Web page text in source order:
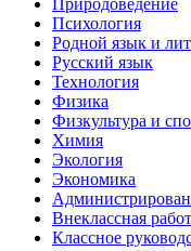
Психология
Родной язык и
Русский язык
Технология
Физика
Физкультура и
Химия
Экология
Экономика
Внеклассная
Классное